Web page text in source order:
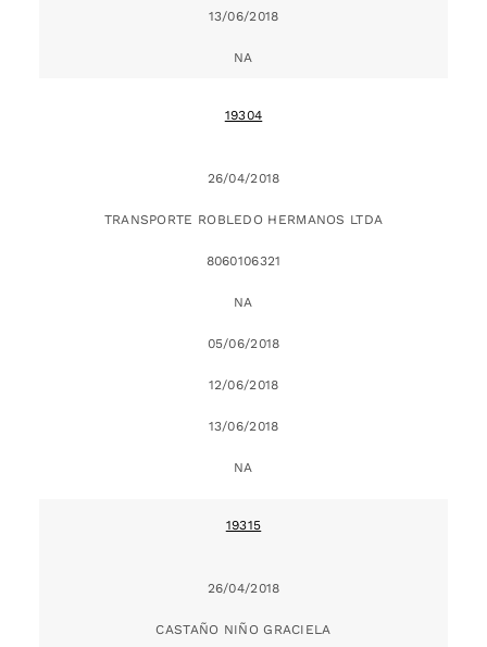
13/06/2018
NA
19304
26/04/2018
TRANSPORTE ROBLEDO HERMANOS LTDA
8060106321
NA
05/06/2018
12/06/2018
13/06/2018
NA
19315
26/04/2018
CASTAÑO NIÑO GRACIELA